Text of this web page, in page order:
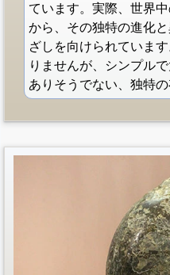
ています。実際、世界
から、その独特の進化
ざしを向けられていま
りませんが、シンプル
ありそうでない、独特の